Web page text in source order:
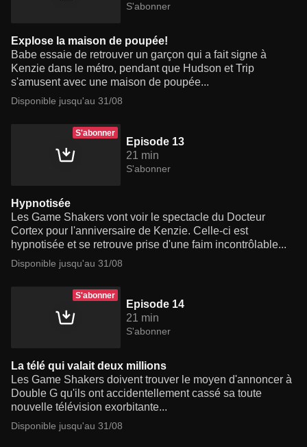
S'abonner
Explose la maison de poupée!
Babe essaie de retrouver un garçon qui a fait signe à
Kenzie dans le métro, pendant que Hudson et Trip
s'amusent avec une maison de poupée...
Disponible jusqu'au 31/08
S'abonner
Episode 13
21 min
S'abonner
Hypnotisée
Les Game Shakers vont voir le spectacle du Docteur
Cortex pour l'anniversaire de Kenzie. Celle-ci est
hypnotisée et se retrouve prise d'une faim incontrôlable...
Disponible jusqu'au 31/08
S'abonner
Episode 14
21 min
S'abonner
La télé qui valait deux millions
Les Game Shakers doivent trouver le moyen d'annoncer à
Double G qu'ils ont accidentellement cassé sa toute
nouvelle télévision exorbitante...
Disponible jusqu'au 31/08